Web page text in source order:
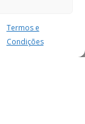
Termos e
Condições